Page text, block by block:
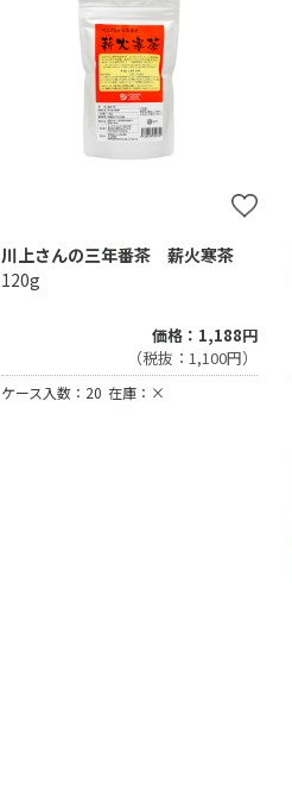
川上さんの三年番茶 薪火寒茶
120g
価格：1,188円
（税抜：1,100円）
ケース入数：20 在庫：×